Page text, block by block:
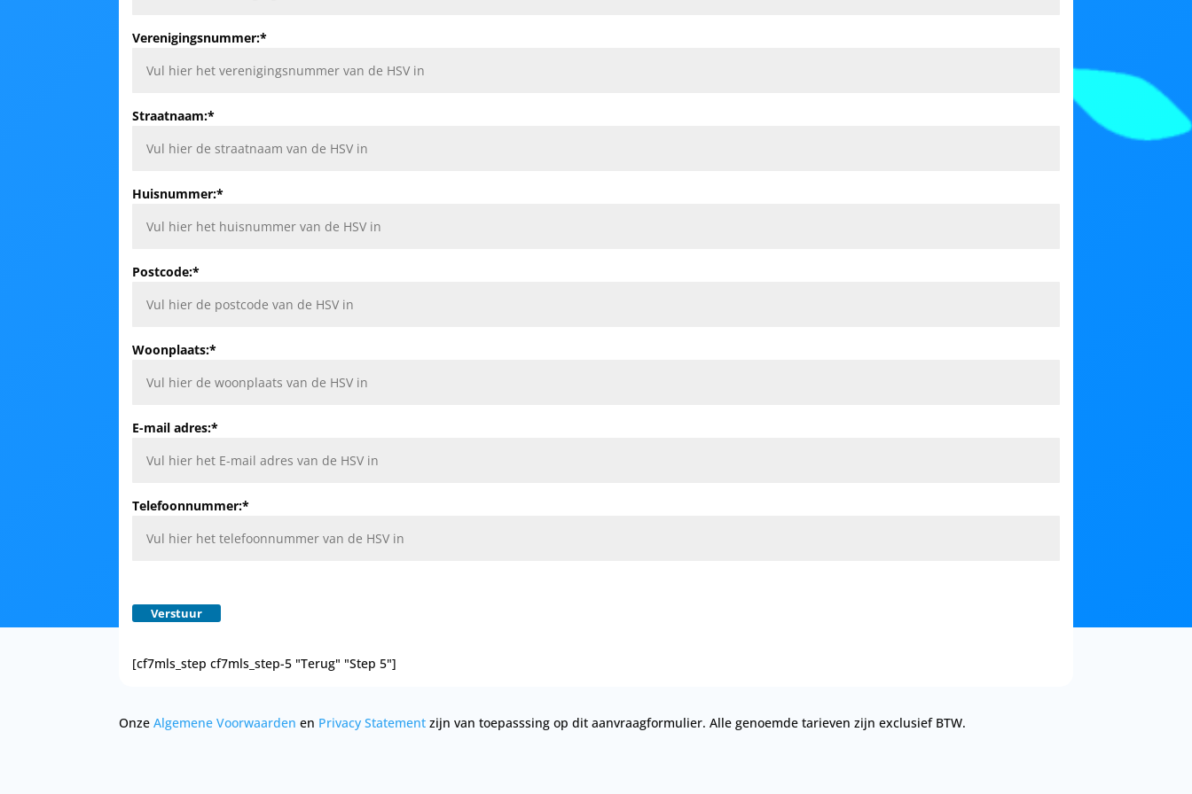
Verenigingsnummer:*
Straatnaam:*
Huisnummer:*
Postcode:*
Woonplaats:*
E-mail adres:*
Telefoonnummer:*
[cf7mls_step cf7mls_step-5 "Terug" "Step 5"]
OnzeAlgemene Voorwaarden en Privacy Statement zijn van toepasssing op dit aanvraagformulier. Alle genoemde tarieven zijn exclusief BTW.